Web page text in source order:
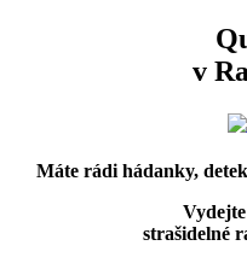
v
Máte rádi hádanky,
Vydejte
strašidelné